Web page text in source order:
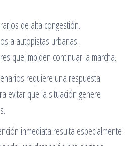
de alta congestión.
a autopistas urbanas.
que impiden continuar la marcha.
requiere una respuesta
evitar que la situación genere
inmediata resulta especialmente